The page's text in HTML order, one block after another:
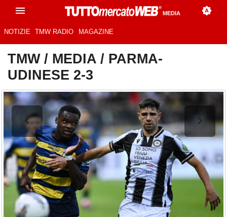
MEDIA
NOTIZIE TMW RADIO MAGAZINE
TMW/ MEDIA / PARMA-
UDINESE 2-3